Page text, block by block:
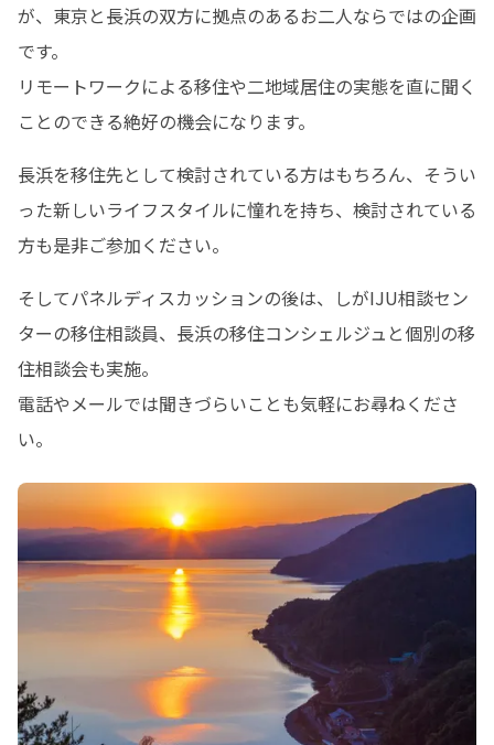
が、東京と長浜の双方に拠点のあるお二人ならではの企画
です。
リモートワークによる移住や二地域居住の実態を直に聞く
ことのできる絶好の機会になります。
長浜を移住先として検討されている方はもちろん、そうい
った新しいライフスタイルに憧れを持ち、検討されている
方も是非ご参加ください。
そしてパネルディスカッションの後は、しがIJU相談セン
ターの移住相談員、長浜の移住コンシェルジュと個別の移
住相談会も実施。
電話やメールでは聞きづらいことも気軽にお尋ねくださ
い。